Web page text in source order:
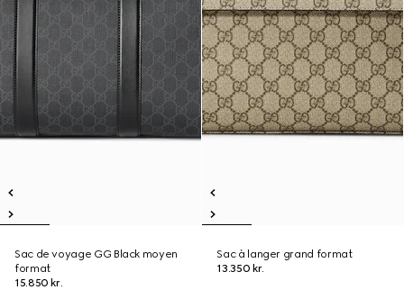
Sac de voyage GG Black moyen
format
15.850 kr.
Sac à langer grand format
13.350 kr.